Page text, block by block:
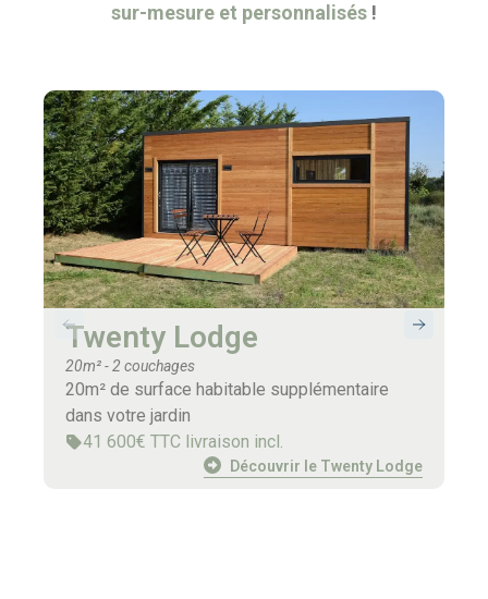
sur-mesure et personnalisés !
Twenty Lodge
20m² - 2 couchages
20m² de surface habitable supplémentaire
dans votre jardin
41 600€ TTC livraison incl.
Découvrir le Twenty Lodge